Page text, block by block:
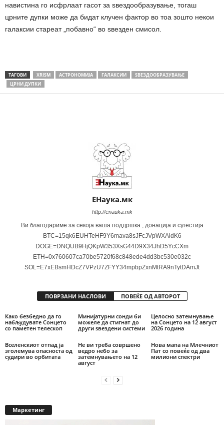
навистина го исфрлаат гасот за ѕвездообразување, тогаш
црните дупки може да бидат клучен фактор во тоа зошто некои
галаксии стареат „побавно“ во ѕвезден смисол.
ТАГОВИ XRISM АСТРОНОМИЈА ГАЛАКСИИ
ЅВЕЗДООБРАЗУВАЊЕ
ЦРНИ ДУПКИ
ЕНаука.мк
http://enauka.mk
Ви благодариме за секоја ваша поддршка , донација и сугестија
BTC=15qk6EUHTeHF9Y6mava8sJFcJVpWXAidK6
DOGE=DNQUB9HjQKpW353XsG44D9X34JhD5YcCXm
ETH=0x760607ca70be5720f68c848ede4dd3bc530e032c
SOL=E7xEBsmHDcZ7VPzU7ZFYY34mpbpZxnMtRA9nTytDAmJt
ПОВРЗАНИ НАСЛОВИ ПОВЕЌЕ ОД АВТОРОТ
Како безбедно да го
набљудувате Сонцето
со паметен телескоп
Минијатурни сонди би
можеле да стигнат до
други ѕвездени системи
Целосно затемнување
на Сонцето на 12 август
2026 година
Вселенскиот отпад ја
зголемува опасноста од
судири во орбитата
Не ви треба совршено
ведро небо за
затемнувањето на 12
август
Нова мапа на Млечниот
Пат со повеќе од два
милиони спектри
Маркетинг